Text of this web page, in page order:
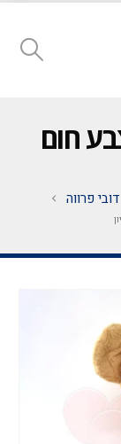
מטר צבע חום
דובי פרווה